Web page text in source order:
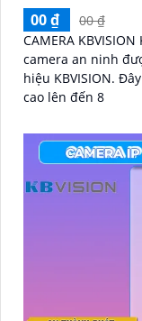
00 ₫
00 ₫
CAMERA
camera an ninh
hiệu KBVISION. Đây là một loại camera IP có độ phân giải
cao lên đến 8